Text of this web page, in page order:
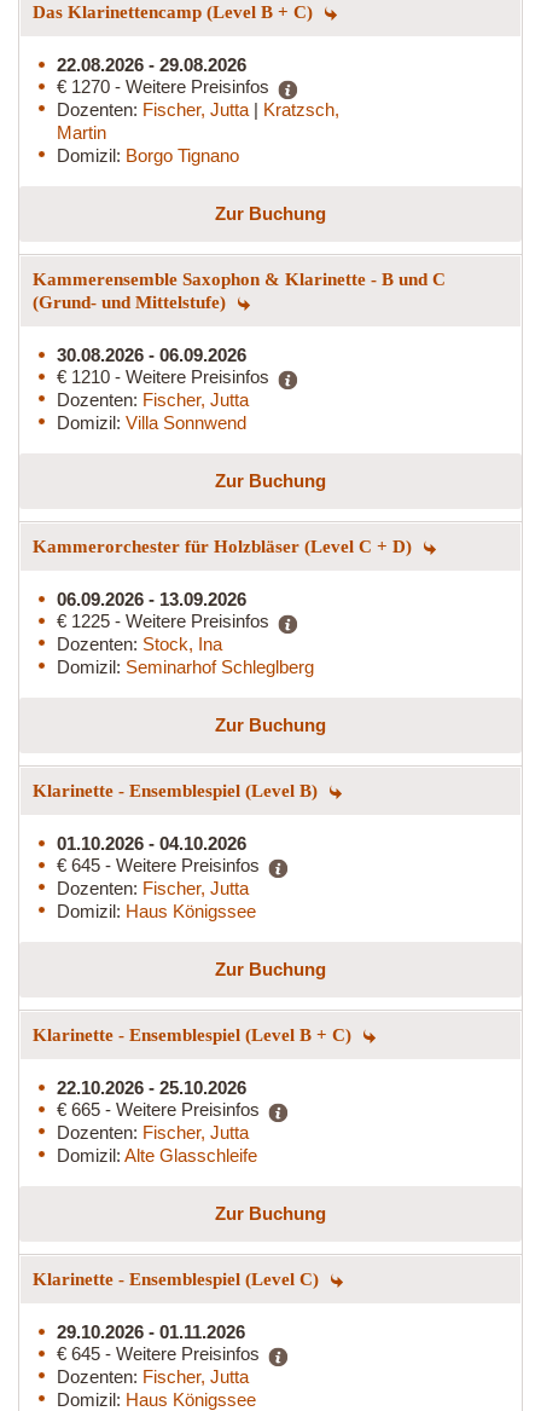
Das Klarinettencamp (Level B + C)
22.08.2026 - 29.08.2026
€ 1270 - Weitere Preisinfos
Dozenten: Fischer, Jutta | Kratzsch,
Martin
Domizil: Borgo Tignano
Zur Buchung
Kammerensemble Saxophon & Klarinette - B und C
(Grund- und Mittelstufe)
30.08.2026 - 06.09.2026
€ 1210 - Weitere Preisinfos
Dozenten: Fischer, Jutta
Domizil: Villa Sonnwend
Zur Buchung
Kammerorchester für Holzbläser (Level C + D)
06.09.2026 - 13.09.2026
€ 1225 - Weitere Preisinfos
Dozenten: Stock, Ina
Domizil: Seminarhof Schleglberg
Zur Buchung
Klarinette - Ensemblespiel (Level B)
01.10.2026 - 04.10.2026
€ 645 - Weitere Preisinfos
Dozenten: Fischer, Jutta
Domizil: Haus Königssee
Zur Buchung
Klarinette - Ensemblespiel (Level B + C)
22.10.2026 - 25.10.2026
€ 665 - Weitere Preisinfos
Dozenten: Fischer, Jutta
Domizil: Alte Glasschleife
Zur Buchung
Klarinette - Ensemblespiel (Level C)
29.10.2026 - 01.11.2026
€ 645 - Weitere Preisinfos
Dozenten: Fischer, Jutta
Domizil: Haus Königssee